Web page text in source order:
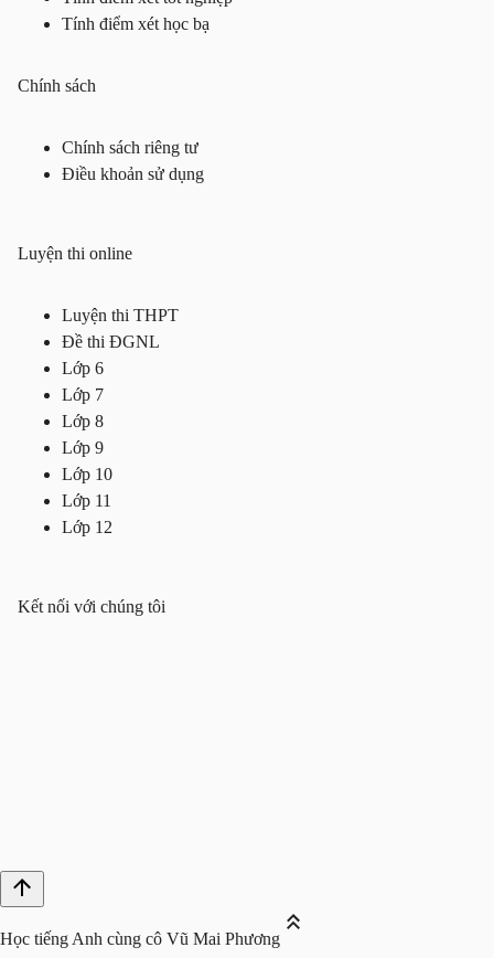
Tính điểm xét học bạ
Chính sách
Chính sách riêng tư
Điều khoản sử dụng
Luyện thi online
Luyện thi THPT
Đề thi ĐGNL
Lớp 6
Lớp 7
Lớp 8
Lớp 9
Lớp 10
Lớp 11
Lớp 12
Kết nối với chúng tôi
Học tiếng Anh cùng cô Vũ Mai Phương